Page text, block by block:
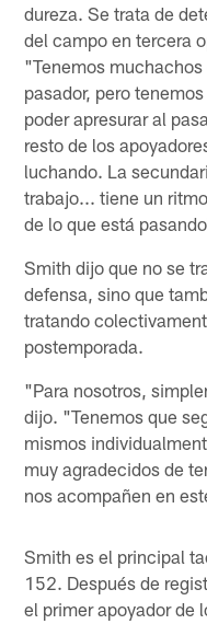
dureza. Se trata de
del campo en tercera
"Tenemos
pasador, pero
poder apresurar al
resto de los
luchando. La
trabajo... tiene un
de lo que está
Smith dijo que no se
defensa, sino que
tratando
postemporada.
"Para nosotros,
dijo. "Tenemos que
mismos
muy agradecidos de
nos acompañen en
Smith es el principal
152. Después de
el primer apoyador de